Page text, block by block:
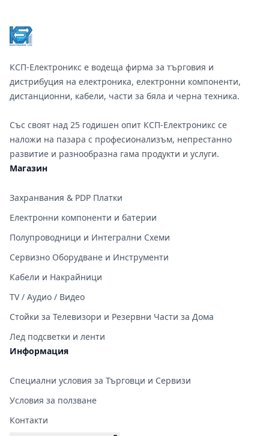
КСП-Електроникс е водеща фирма за търговия и
дистрибуция на електроника, електронни компоненти,
дистанционни, кабели, части за бяла и черна техника.
Със своят над 25 годишен опит КСП-Електроникс се
наложи на пазара с професионализъм, непрестанно
развитие и разнообразна гама продукти и услуги.
Магазин
Захранвания & PDP Платки
Електронни компоненти и батерии
Полупроводници и Интегрални Схеми
Сервизно Оборудване и Инструменти
Кабели и Накрайници
TV / Аудио / Видео
Стойки за Телевизори и Резервни Части за Дома
Лед подсветки и ленти
Информация
Специални условия за Търговци и Сервизи
Условия за ползване
Контакти